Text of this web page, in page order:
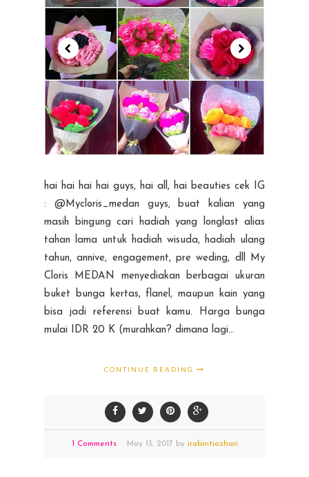
hai hai hai hai guys, hai all, hai beauties cek IG
: @Mycloris_medan guys, buat kalian yang
masih bingung cari hadiah yang longlast alias
tahan lama untuk hadiah wisuda, hadiah ulang
tahun, annive, engagement, pre weding, dll My
Cloris MEDAN menyediakan berbagai ukuran
buket bunga kertas, flanel, maupun kain yang
bisa jadi referensi buat kamu. Harga bunga
mulai IDR 20 K (murahkan? dimana lagi...
CONTINUE READING
1 Comments May 13,2017 by irabintiazhari